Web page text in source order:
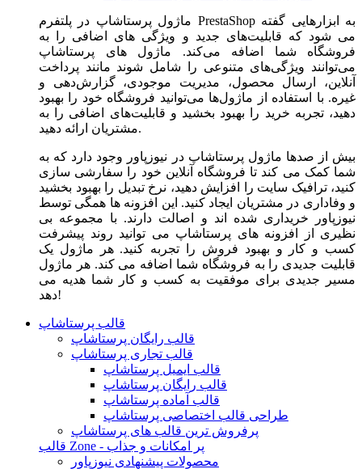
ماژول‌ پرستاشاپ در پلتفرم PrestaShop به ابزارهایی گفته
می شود که قابلیت‌های جدید و ویژگی های اضافی را به
فروشگاه شما اضافه می‌کند. ماژول های پرستاشاپ
می‌توانند ویژگی‌های متنوعی را شامل شوند مانند پرداخت
آنلاین، ارسال محصول، مدیریت موجودی، گزارش‌دهی و
غیره. با استفاده از ماژول‌ها می‌توانید فروشگاه خود را بهبود
دهید، تجربه خرید را بهبود بخشید و قابلیت‌های اضافی را به
مشتریان ارائه دهید.
بیش از صدها ماژول پرستاشاپ در نیوزپاور وجود دارد که به
شما کمک می کند تا فروشگاه آنلاین خود را سفارشی سازی
کنید، ترافیک سایت را افزایش دهید، نرخ تبدیل را بهبود بخشید
و وفاداری در مشتریان ایجاد کنید. این افزونه ها همگی توسط
نیوزپاور خریداری شده اند و اصالت دارند. با مجموعه بی
نظیری از افزونه های پرستاشاپ می توانید روند پیشرفت
کسب و کار و بهبود فروش را تجربه کنید. هر ماژول یک
قابلیت جدیدی را به فروشگاه شما اضافه می کند. هر ماژول
مسیر جدیدی برای موفقیت به کسب و کار شما هدیه می
دهد!
قالب پرستاشاپ
قالب رایگان پرستاشاپ
قالب تجاری پرستاشاپ
قالب ایمیل پرستاشاپ
قالب رایگان پرستاشاپ
قالب آماده پرستاشاپ
طراحی قالب اختصاصی پرستاشاپ
پرفروش ترین قالب های پرستاشاپ
قالب Zone - پر امکانات و جذاب
محصولات پیشنهادی نیوزپاور